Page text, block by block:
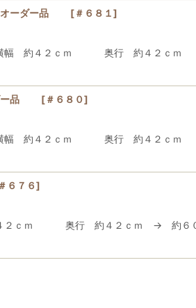
オーダー品 [＃６８１]
ｍ 横幅 約４２ｃｍ 奥行 約４
ー品 [＃６８０]
ｍ 横幅 約４２ｃｍ 奥行 約４
＃６７６]
約４２ｃｍ 奥行 約４２ｃｍ →